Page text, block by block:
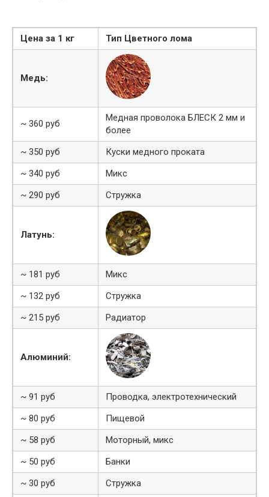
Цена за 1 кг Тип Цветного лома
Медь:
~ 360 руб
Медная проволока БЛЕСК 2 мм и
более
~ 350 руб
Куски медного проката
~ 340 руб
Микс
~ 290 руб
Стружка
Латунь:
~ 181 руб
Микс
~ 132 руб
Стружка
~ 215 руб
Радиатор
Алюминий:
~ 91 руб
Проводка, электротехнический
~ 80 руб
Пищевой
~ 58 руб
Моторный, микс
~ 50 руб
Банки
~ 30 руб
Стружка